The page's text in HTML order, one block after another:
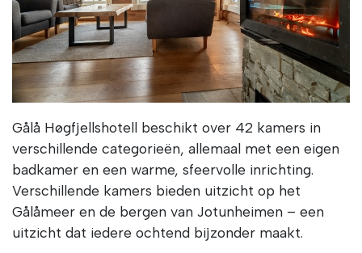
Gålå Høgfjellshotell beschikt over 42 kamers in
verschillende categorieën, allemaal met een eigen
badkamer en een warme, sfeervolle inrichting.
Verschillende kamers bieden uitzicht op het
Gålåmeer en de bergen van Jotunheimen – een
uitzicht dat iedere ochtend bijzonder maakt.